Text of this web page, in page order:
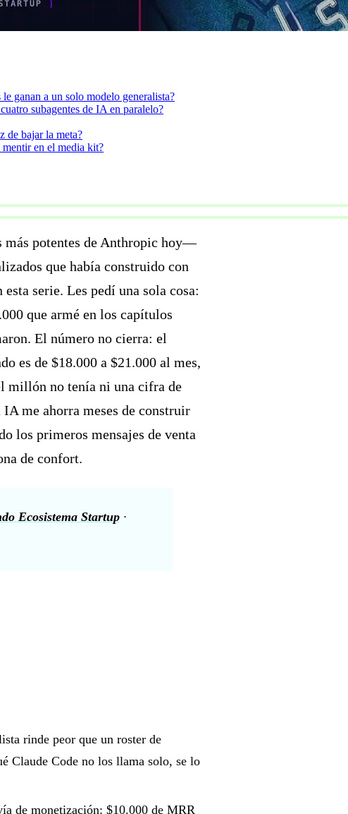
ganan a un solo modelo generalista?
subagentes de IA en paralelo?
de bajar la meta?
en el media kit?
potentes de Anthropic hoy—
que había construido con
serie. Les pedí una sola cosa:
que armé en los capítulos
El número no cierra: el
es de $18.000 a $21.000 al mes,
millón no tenía ni una cifra de
me ahorra meses de construir
los primeros mensajes de venta
de confort.
Ecosistema Startup ·
rinde peor que un roster de
Claude Code no los llama solo, se lo
de monetización: $10.000 de MRR